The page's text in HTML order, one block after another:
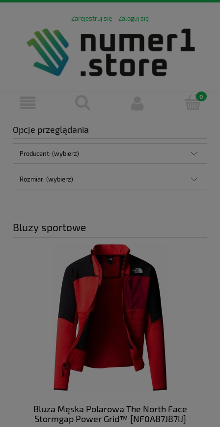
Zarejestruj się Zaloguj się
Opcje przeglądania
Producent: (wybierz)
Rozmiar: (wybierz)
Bluzy sportowe
Bluza Męska Polarowa The North Face
Stormgap Power Grid™ [NF0A87J87IJ]